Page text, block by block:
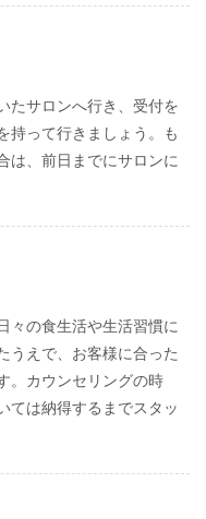
たサロンへ行き、受付を
持って行きましょう。も
は、前日までにサロンに
々の食生活や生活習慣に
うえで、お客様に合った
。カウンセリングの時
ては納得するまでスタッ